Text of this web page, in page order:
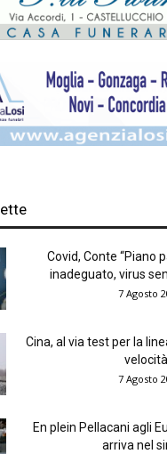
Covid, Conte “Piano
inadeguato, virus
7 Agosto
Cina, al via test per la
7 Agosto
En plein Pellacani agli
arriva nel